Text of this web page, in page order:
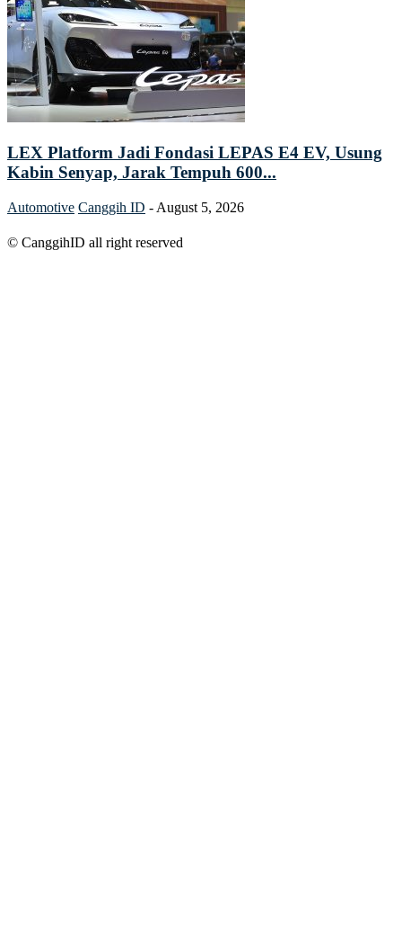
LEX Platform Jadi Fondasi LEPAS E4 EV, Usung
Kabin Senyap, Jarak Tempuh 600...
Automotive Canggih ID - August 5, 2026
© CanggihID all right reserved